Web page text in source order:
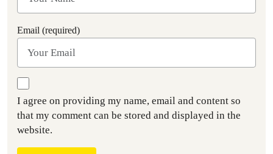
Email (required)
I agree on providing my name, email and content so
that my comment can be stored and displayed in the
website.